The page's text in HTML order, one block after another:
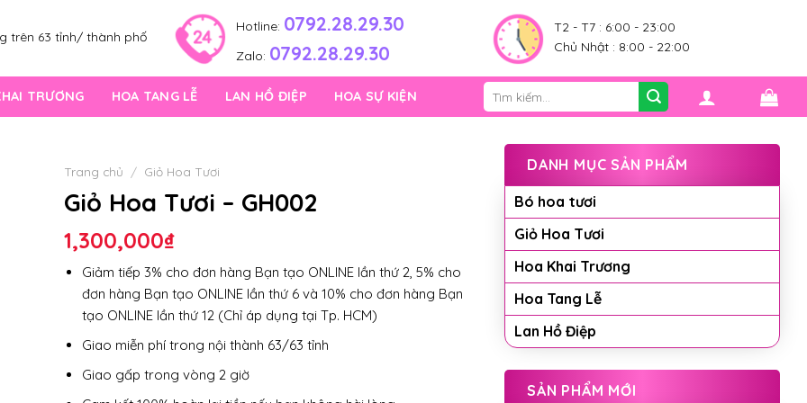
trên 63 tỉnh/ thành phố
Hotline: 0792.28.29.30
Zalo: 0792.28.29.30
T2 - T7 : 6:00 - 23:00
Chủ Nhật : 8:00 - 22:00
TRƯƠNG HOA TANG LỄ LAN HỒ ĐIỆP HOA SỰ KIỆN
Tìm
kiếm:
DANH MỤC SẢN PHẨM
Bó hoa tươi
Giỏ Hoa Tươi
Hoa Khai Trương
Hoa Tang Lễ
Lan Hồ Điệp
SẢN PHẨM MỚI
Trang chủ / Giỏ Hoa Tươi
Giỏ Hoa Tươi – GH002
1,300,000₫
Giảm tiếp 3% cho đơn hàng Bạn tạo ONLINE lần thứ 2, 5% cho
đơn hàng Bạn tạo ONLINE lần thứ 6 và 10% cho đơn hàng Bạn
tạo ONLINE lần thứ 12 (Chỉ áp dụng tại Tp. HCM)
Giao miễn phí trong nội thành 63/63 tỉnh
Giao gấp trong vòng 2 giờ